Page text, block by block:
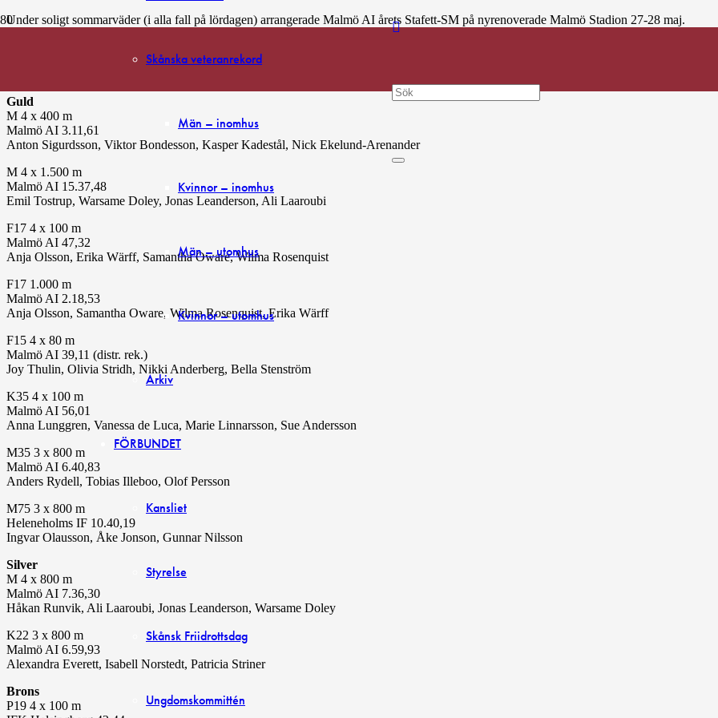
Skånska veteranrekord
Män – inomhus
Kvinnor – inomhus
Män – utomhus
Kvinnor – utomhus
Arkiv
FÖRBUNDET
Kansliet
Styrelse
Skånsk Friidrottsdag
Ungdomskommittén
Under soligt sommarväder (i alla fall på lördagen) arrangerade Malmö AI årets Stafett-SM på nyrenoverade Malmö Stadion 27-28 maj.
Guld
M 4 x 400 m
Malmö AI 3.11,61
Anton Sigurdsson, Viktor Bondesson, Kasper Kadestål, Nick Ekelund-Arenander
M 4 x 1.500 m
Malmö AI 15.37,48
Emil Tostrup, Warsame Doley, Jonas Leanderson, Ali Laaroubi
F17 4 x 100 m
Malmö AI 47,32
Anja Olsson, Erika Wärff, Samantha Oware, Wilma Rosenquist
F17 1.000 m
Malmö AI 2.18,53
Anja Olsson, Samantha Oware, Wilma Rosenquist, Erika Wärff
F15 4 x 80 m
Malmö AI 39,11 (distr. rek.)
Joy Thulin, Olivia Stridh, Nikki Anderberg, Bella Stenström
K35 4 x 100 m
Malmö AI 56,01
Anna Lunggren, Vanessa de Luca, Marie Linnarsson, Sue Andersson
M35 3 x 800 m
Malmö AI 6.40,83
Anders Rydell, Tobias Illeboo, Olof Persson
M75 3 x 800 m
Heleneholms IF 10.40,19
Ingvar Olausson, Åke Jonson, Gunnar Nilsson
Silver
M 4 x 800 m
Malmö AI 7.36,30
Håkan Runvik, Ali Laaroubi, Jonas Leanderson, Warsame Doley
K22 3 x 800 m
Malmö AI 6.59,93
Alexandra Everett, Isabell Norstedt, Patricia Striner
Brons
P19 4 x 100 m